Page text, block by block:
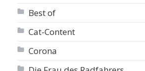
Best of
Cat-Content
Corona